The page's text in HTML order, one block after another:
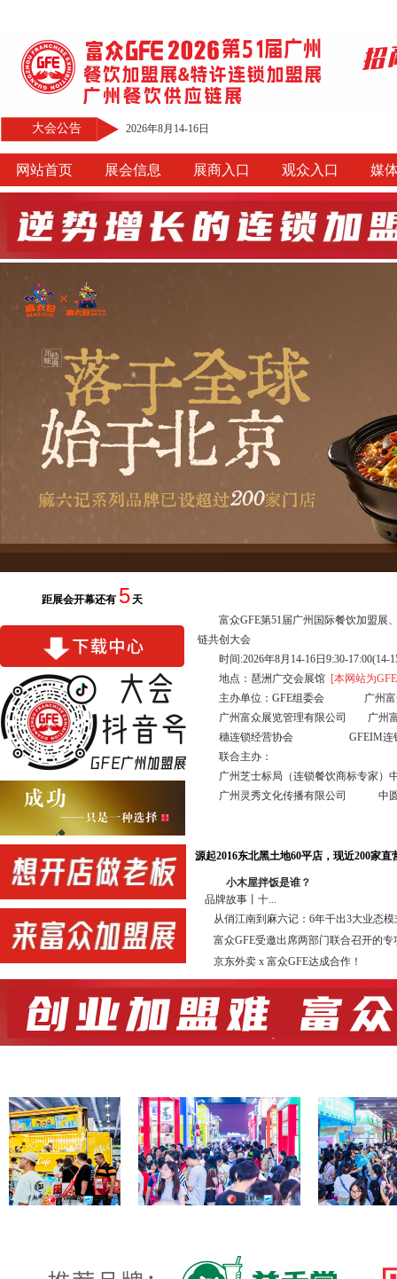
大会公告 2026年8月14-16日
网站首页 展会信息 展商入口 观众入口 媒
距展会开幕还有 5 天
富众GFE第51届广州国际餐饮加盟展
链共创大会
时间:2026年8月14-16日9:30-
地点：琶洲广交会展馆 [本网站为
主办单位：GFE组委会 广州富
广州富众展览管理有限公司 广州
穗连锁经营协会 GFEIM连锁
联合主办：
广州芝士标局（连锁餐饮商标专家）
广州灵秀文化传播有限公司
中
协办单位：
新加坡中国商业协会 佛山市连
佛山市南海区连锁企业商会 广州市
转型界 信达亚洲综合产
合作直播单位：亚洲直播产业联盟
展会同期举办投资加盟高峰论坛，欢
合作媒体：抖音、今日头条、广东电
特许连锁加盟是一种成功的、被公
商业经营中占有很高的比例，在我国特许
勃增长。根据商务部的有关数据，我国目
富众展览FORO EXHIBITION举办
洽谈气氛浓重。在中国掀起了空前的投资
源起2016东北黑土地60平店，现近200家直
小木屋拌饭是谁？
品牌故事丨十...
从俏江南到麻六记：6年干出3大业态
富众GFE受邀出席两部门联合召开的专
京东外卖 x 富众GFE达成合作！